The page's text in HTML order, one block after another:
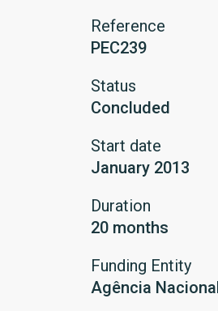
Reference
PEC239
Status
Concluded
Start date
January 2013
Duration
20 months
Funding Entity
Agência